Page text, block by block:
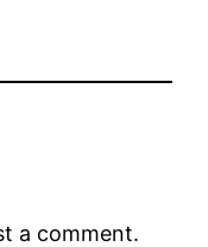
a comment.